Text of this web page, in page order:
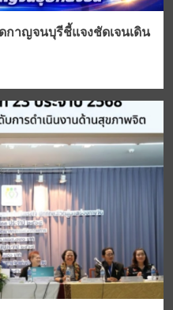
าญจนบุรีชี้แจงชัดเจนเดิน